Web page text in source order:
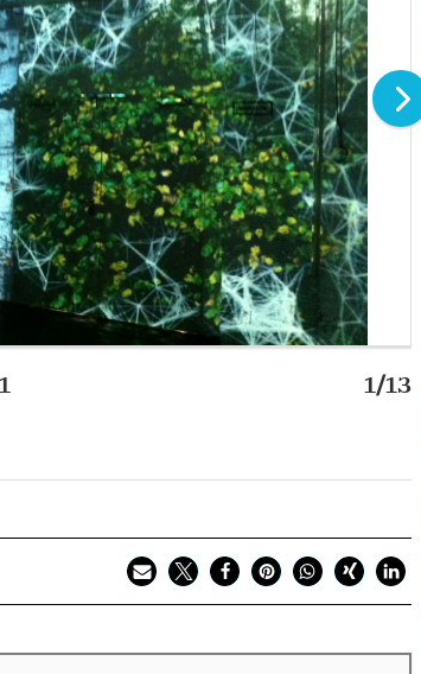
1/13